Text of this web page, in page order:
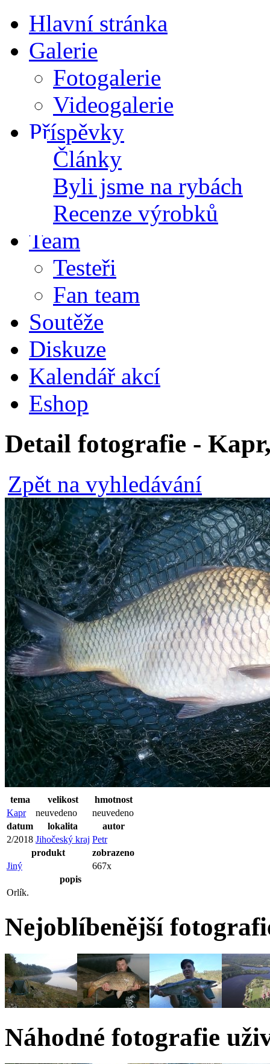
Hlavní stránka
Galerie
Fotogalerie
Videogalerie
Příspěvky
Články
Byli jsme na rybách
Recenze výrobků
Team
Testeři
Fan team
Soutěže
Diskuze
Kalendář akcí
Eshop
Detail fotografie -
Zpět na vyhledávání
tema velikost
hmotnost
Kapr
neuvedeno
neuvedeno
datum
lokalita
autor
2/2018 Jihočeský kraj Petr
produkt
zobrazeno
Jiný
667x
popis
Orlík.
Nejoblíbenější
Náhodné fotografie